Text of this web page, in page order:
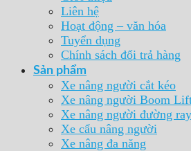
Liên hệ
Hoạt động – văn hóa
Tuyển dụng
Chính sách đổi trả hàng
Sản phẩm
Xe nâng người cắt kéo
Xe nâng người Boom
Xe nâng người đường ray
Xe cẩu nâng người
Xe nâng đa năng